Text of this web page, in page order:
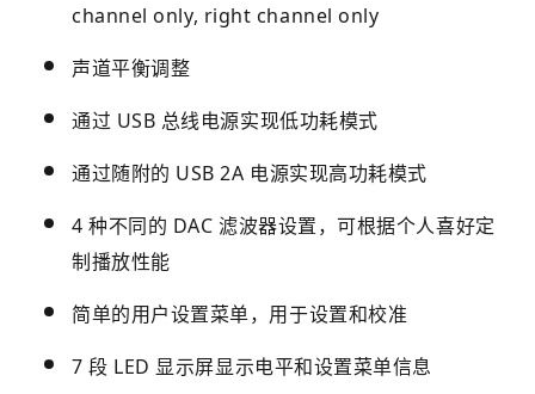
channel only, right channel only
声道平衡调整
通过 USB 总线电源实现低功耗模式
通过随附的 USB 2A 电源实现高功耗模式
4 种不同的 DAC 滤波器设置，可根据个人喜好定
制播放性能
简单的用户设置菜单，用于设置和校准
7 段 LED 显示屏显示电平和设置菜单信息